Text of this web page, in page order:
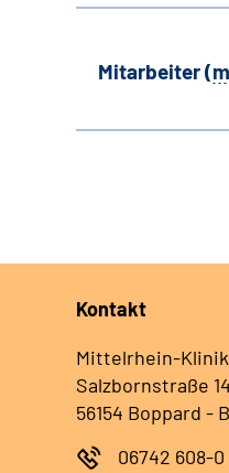
Mitarbeiter (m
Kontakt
Mittelrhein-Klinik
Salzbornstraße 14
56154 Boppard -
06742 608-0